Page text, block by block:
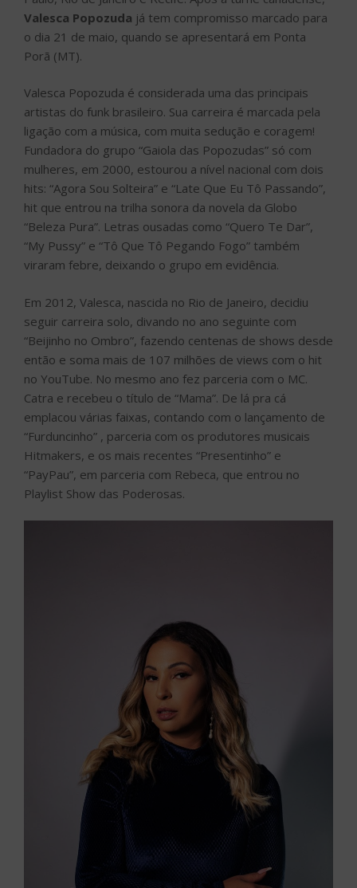
Valesca Popozuda já tem compromisso marcado para
o dia 21 de maio, quando se apresentará em Ponta
Porã (MT).
Valesca Popozuda é considerada uma das principais
artistas do funk brasileiro. Sua carreira é marcada pela
ligação com a música, com muita sedução e coragem!
Fundadora do grupo “Gaiola das Popozudas” só com
mulheres, em 2000, estourou a nível nacional com dois
hits: “Agora Sou Solteira” e “Late Que Eu Tô Passando”,
hit que entrou na trilha sonora da novela da Globo
“Beleza Pura”. Letras ousadas como “Quero Te Dar”,
“My Pussy” e “Tô Que Tô Pegando Fogo” também
viraram febre, deixando o grupo em evidência.
Em 2012, Valesca, nascida no Rio de Janeiro, decidiu
seguir carreira solo, divando no ano seguinte com
“Beijinho no Ombro”, fazendo centenas de shows desde
então e soma mais de 107 milhões de views com o hit
no YouTube. No mesmo ano fez parceria com o MC.
Catra e recebeu o título de “Mama”. De lá pra cá
emplacou várias faixas, contando com o lançamento de
“Furduncinho” , parceria com os produtores musicais
Hitmakers, e os mais recentes “Presentinho” e
“PayPau”, em parceria com Rebeca, que entrou no
Playlist Show das Poderosas.